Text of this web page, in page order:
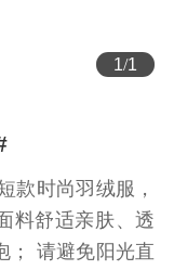
1/1
款时尚羽绒服，
料舒适亲肤、透
； 请避免阳光直